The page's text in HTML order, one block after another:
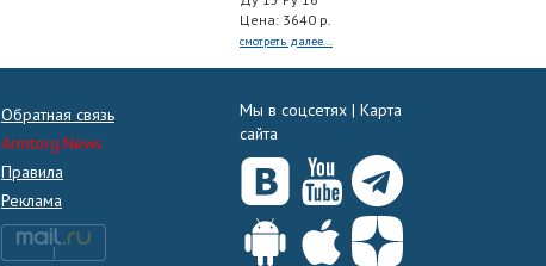
Цена: 3640 р.
смотреть далее...
Обратная связь
Armtorg.News
Правила
Реклама
Мы в соцсетях | Карта
сайта